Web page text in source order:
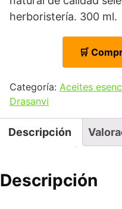
herboristería. 300 ml.
🛒
Categoría: Aceites
Drasanvi
Descripción
Descripción